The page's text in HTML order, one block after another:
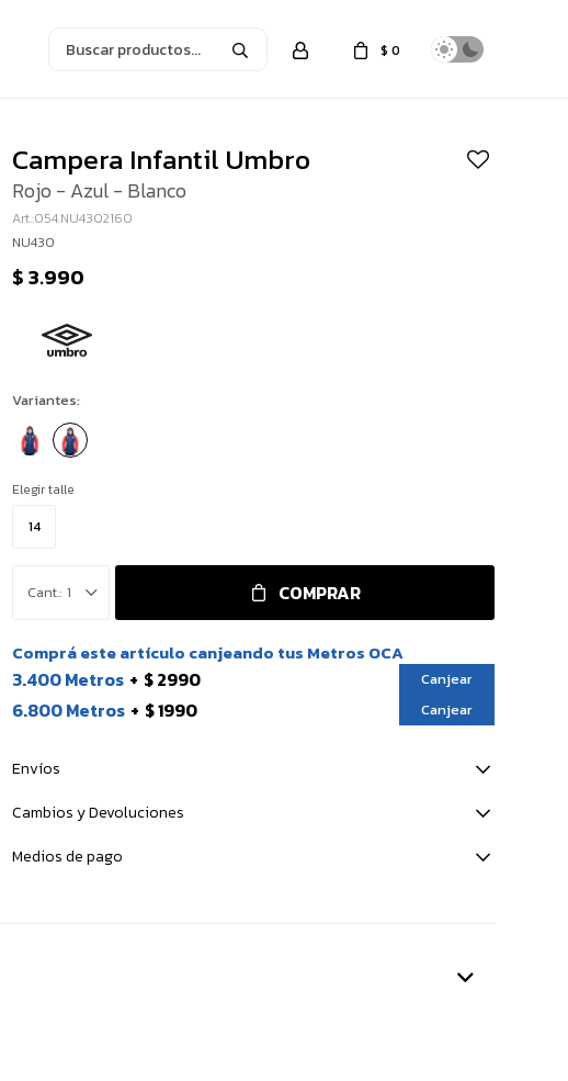
$ 0
Campera Infantil Umbro
Rojo - Azul - Blanco
054.NU4302160
NU430
$3.990
Variantes:
Elegir talle
14
1 COMPRAR
Comprá este artículo canjeando tus Metros OCA
3.400 Metros $ 2990 Canjear
6.800 Metros $ 1990 Canjear
Envíos
Cambios y Devoluciones
Medios de pago